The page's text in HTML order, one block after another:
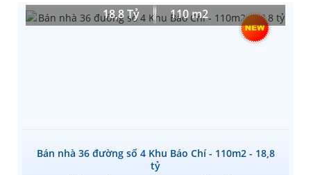
18,8 Tỷ 110 m2
Bán nhà 36 đường số 4 Khu Báo Chí - 110m2 - 18,8
tỷ